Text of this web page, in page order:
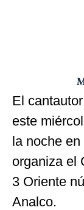
El
este
la noche en
organiza el
3 Oriente
Analco.